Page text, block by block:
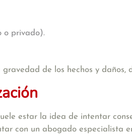
o privado).
de los hechos y
estar la idea de intentar
con un abogado especialista